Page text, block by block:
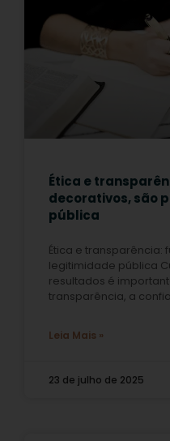
Ética e
decorativos, são
pública
Ética e transparência:
legitimidade pública
resultados é
transparência, a
Leia Mais »
23 de julho de 2025